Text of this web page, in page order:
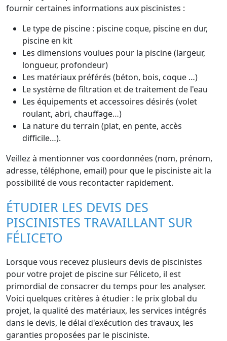
fournir certaines informations aux piscinistes :
Le type de piscine : piscine coque, piscine en dur,
piscine en kit
Les dimensions voulues pour la piscine (largeur,
longueur, profondeur)
Les matériaux préférés (béton, bois, coque …)
Le système de filtration et de traitement de l'eau
Les équipements et accessoires désirés (volet
roulant, abri, chauffage…)
La nature du terrain (plat, en pente, accès
difficile…).
Veillez à mentionner vos coordonnées (nom, prénom,
adresse, téléphone, email) pour que le pisciniste ait la
possibilité de vous recontacter rapidement.
ÉTUDIER LES DEVIS DES
PISCINISTES TRAVAILLANT SUR
FÉLICETO
Lorsque vous recevez plusieurs devis de piscinistes
pour votre projet de piscine sur Féliceto, il est
primordial de consacrer du temps pour les analyser.
Voici quelques critères à étudier : le prix global du
projet, la qualité des matériaux, les services intégrés
dans le devis, le délai d'exécution des travaux, les
garanties proposées par le pisciniste.